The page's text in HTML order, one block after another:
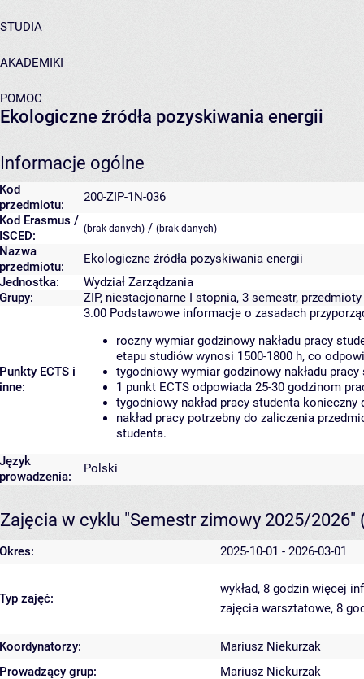
STUDIA
AKADEMIKI
POMOC
Ekologiczne źródła pozyskiwania energii
Informacje ogólne
Kod
przedmiotu:
200-ZIP-1N-036
Kod Erasmus /
ISCED:
(brak danych) / (brak danych)
Nazwa
przedmiotu:
Ekologiczne źródła pozyskiwania energii
Jednostka:
Wydział Zarządzania
Grupy:
ZIP, niestacjonarne I stopnia, 3 semestr,
Punkty ECTS i
inne:
3.00 Podstawowe informacje o zasadach
roczny wymiar godzinowy nakładu pracy
etapu studiów wynosi 1500-1800 h, co
tygodniowy wymiar godzinowy nakładu
1 punkt ECTS odpowiada 25-30 godzinom
tygodniowy nakład pracy studenta
nakład pracy potrzebny do zaliczenia
studenta.
Język
prowadzenia:
Polski
Zajęcia w cyklu "Semestr zimowy 2025/2026"
Okres: 2025-10-01 - 2026-03-01
Typ zajęć:
wykład, 8 godzin więcej
zajęcia warsztatowe, 8
Koordynatorzy:
Mariusz Niekurzak
Prowadzący grup:
Mariusz Niekurzak